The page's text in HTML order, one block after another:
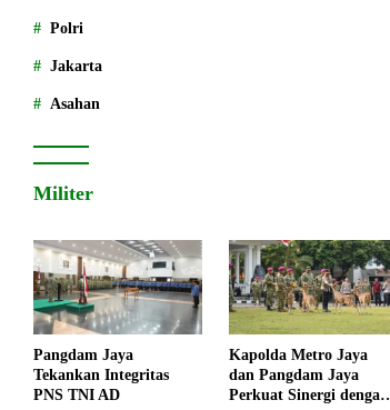
Polri
Jakarta
Asahan
Militer
Pangdam Jaya
Tekankan Integritas
PNS TNI AD
Kapolda Metro Jaya
dan Pangdam Jaya
Perkuat Sinergi dengan